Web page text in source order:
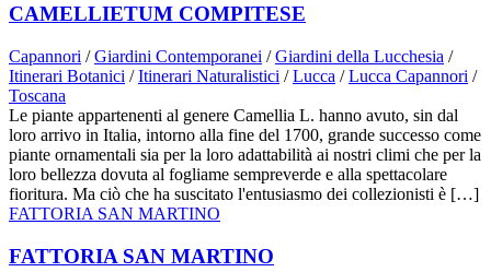
CAMELLIETUM COMPITESE
Capannori / Giardini Contemporanei / Giardini della Lucchesia /
Itinerari Botanici / Itinerari Naturalistici / Lucca / Lucca Capannori /
Toscana
Le piante appartenenti al genere Camellia L. hanno avuto, sin dal
loro arrivo in Italia, intorno alla fine del 1700, grande successo come
piante ornamentali sia per la loro adattabilità ai nostri climi che per la
loro bellezza dovuta al fogliame sempreverde e alla spettacolare
fioritura. Ma ciò che ha suscitato l'entusiasmo dei collezionisti è […]
FATTORIA SAN MARTINO
FATTORIA SAN MARTINO